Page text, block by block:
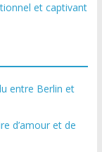
et captivant
entre Berlin et
d’amour et de